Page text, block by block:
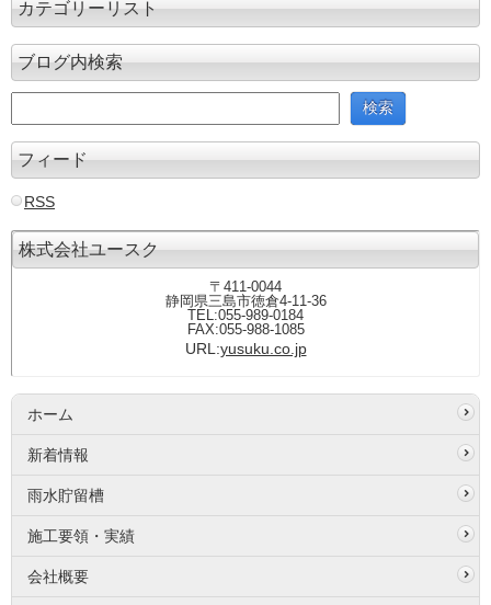
カテゴリーリスト
ブログ内検索
フィード
RSS
株式会社ユースク
〒411-0044
静岡県三島市徳倉4-11-36
TEL:055-989-0184
FAX:055-988-1085
URL:yusuku.co.jp
ホーム
新着情報
雨水貯留槽
施工要領・実績
会社概要